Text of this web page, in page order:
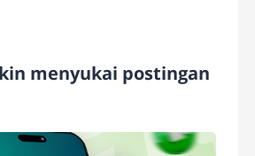
menyukai postingan